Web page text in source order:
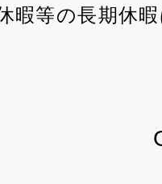
暇等の長期休